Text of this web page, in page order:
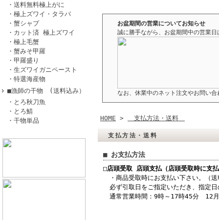
・送料無料極上がに
・極上ズワイ・タラバ
・蟹シャブ
・カット済 極上ズワイ
・極上毛蟹
・蟹みそ甲羅
・甲羅盛り
・生ズワイガニペースト
・特選海産物
■漁師の干物 (送料込み）
・とろ秋刀魚
・とろ鯖
・干物単品
お盆期間の営業についてお知らせ
誠に勝手ながら、お盆期間中の営業
なお、休業中のネット注文やお問い
HOME > 支払方法・送料
支払方法・送料
■ お支払方法
□店頭受取 店頭支払（店頭受取時に支
・商品受取時にお支払い下さい。（送
必ず引取日をご指定いただき、指定
通常営業時間：9時～17時45分 12